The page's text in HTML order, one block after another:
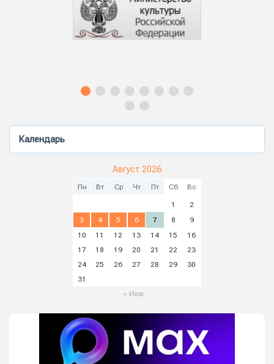
Календарь
Август 2026
Пн Вт Ср Чт Пт Сб Вс
1
2
3
4 5 6 7 8
9
10
11 12 13 14 15
16
17
18 19 20 21 22
23
24
25 26 27 28 29
30
31
« Июл